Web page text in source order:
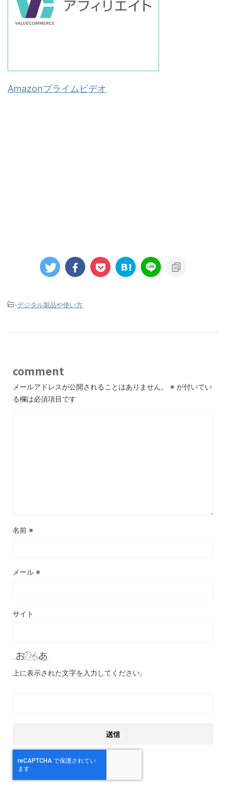
Amazonプライムビデオ
-デジタル製品や使い方
comment
メールアドレスが公開されることはありません。 ※ が付いてい
る欄は必須項目です
名前 ※
メール ※
サイト
上に表示された文字を入力してください。